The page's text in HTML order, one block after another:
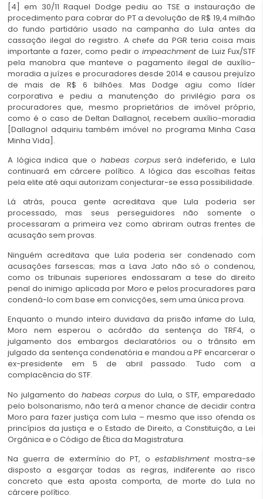
[4] em 30/11 Raquel Dodge pediu ao TSE a instauração de
procedimento para cobrar do PT a devolução de R$ 19,4 milhão
do fundo partidário usado na campanha do Lula antes da
cassação ilegal do registro. A chefe da PGR teria coisa mais
importante a fazer, como pedir o impeachmentde Luiz Fux/STF
pela manobra que manteve o pagamento ilegal de auxílio-
moradia a juízes e procuradores desde 2014 e causou prejuízo
de mais de R$ 6 bilhões. Mas Dodge agiu como líder
corporativa e pediu a manutenção do privilégio para os
procuradores que, mesmo proprietários de imóvel próprio,
como é o caso de Deltan Dallagnol, recebem auxílio-moradia
[Dallagnol adquiriu também imóvel no programa Minha Casa
Minha Vida].
A lógica indica que o habeas corpus será indeferido, e Lula
continuará em cárcere político. A lógica das escolhas feitas
pela elite até aqui autorizam conjecturar-se essa possibilidade.
Lá atrás, pouca gente acreditava que Lula poderia ser
processado, mas seus perseguidores não somente o
processaram a primeira vez como abriram outras frentes de
acusação sem provas.
Ninguém acreditava que Lula poderia ser condenado com
acusações farsescas; mas a Lava Jato não só o condenou,
como os tribunais superiores endossaram a tese do direito
penal do inimigo aplicada por Moro e pelos procuradores para
condená-lo com base em convicções, sem uma única prova.
Enquanto o mundo inteiro duvidava da prisão infame do Lula,
Moro nem esperou o acórdão da sentença do TRF4, o
julgamento dos embargos declaratórios ou o trânsito em
julgado da sentença condenatória e mandou a PF encarcerar o
ex-presidente em 5 de abril passado. Tudo com a
complacência do STF.
No julgamento dohabeas corpus do Lula, o STF, emparedado
pelo bolsonarismo, não terá a menor chance de decidir contra
Moro para fazer justiça com Lula – mesmo que isso ofenda os
princípios da justiça e o Estado de Direito, a Constituição, a Lei
Orgânica e o Código de Ética da Magistratura.
Na guerra de extermínio do PT, oestablishment mostra-se
disposto a esgarçar todas as regras, indiferente ao risco
concreto que esta aposta comporta, de morte do Lula no
cárcere político.